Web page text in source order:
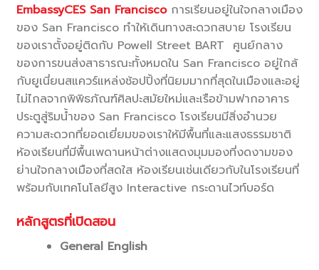
EmbassyCES San Franciscoการเรียนอยู่ในใจกลางเมือง
ของ San Francisco ทำให้เดินทางสะดวกสบาย โรงเรียน
ของเราตั้งอยู่ติดกับ Powell Street BART ศูนย์กลาง
ของการขนส่งสาธารณะทั้งหมดใน San Francisco อยู่ใกล้
กับยูเนี่ยนสแควร์แหล่งช้อปปิ้งที่นิยมมากที่สุดในเมืองและอยู่
ไม่ไกลจากพิพิธภัณฑ์ศิลปะสมัยใหม่และเรือข้ามฟากอาคาร
ประตูสู่ริมน้ำของ San Francisco โรงเรียนมีสิ่งอำนวย
ความสะดวกที่ยอดเยี่ยมของเราให้มีพื้นที่และแสงธรรมชาติ
ห้องเรียนที่มีพื้นเพดานหน้าต่างแสดงมุมมองที่งดงามของ
ย่านใจกลางเมืองที่สดใส ห้องเรียนเช่นเดียวกับในโรงเรียนที่
พร้อมกับเทคโนโลยีสูง Interactive กระดานไวท์บอร์ด
หลักสูตรที่เปิดสอน
General English